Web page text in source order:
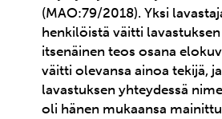
(MAO:79/2018). Yksi
henkilöistä väitti
itsenäinen teos osana
väitti olevansa ainoa tekijä,
lavastuksen yhteydessä
oli hänen mukaansa